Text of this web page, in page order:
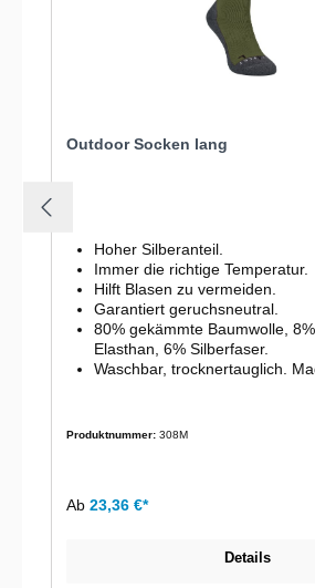
Outdoor Socken lang
Hoher Silberanteil.
Immer die richtige Temperatur.
Hilft Blasen zu vermeiden.
Garantiert geruchsneutral.
80% gekämmte Baumwolle,
Elasthan, 6% Silberfaser.
Waschbar, trocknertauglich.
Produktnummer: 308M
Ab 23,36 €*
Details